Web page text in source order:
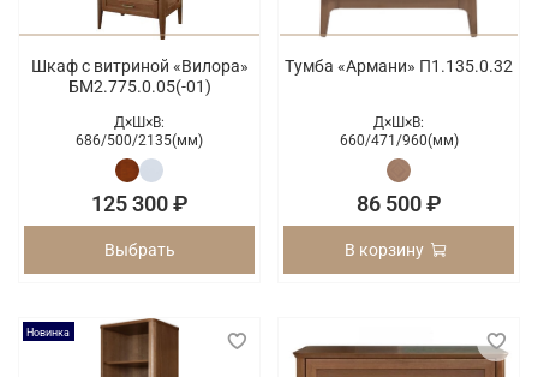
Шкаф с витриной «Вилора»
БМ2.775.0.05(-01)
Д×Ш×В:
686/500/2135(мм)
125 300 ₽
Выбрать
Тумба «Армани» П1.135.0.32
Д×Ш×В:
660/471/960(мм)
86 500 ₽
В корзину
Новинка